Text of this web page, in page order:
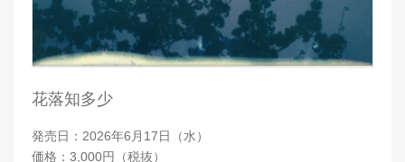
花落知多少
発売日：2026年6月17日（水）
価格：3,000円（税抜）